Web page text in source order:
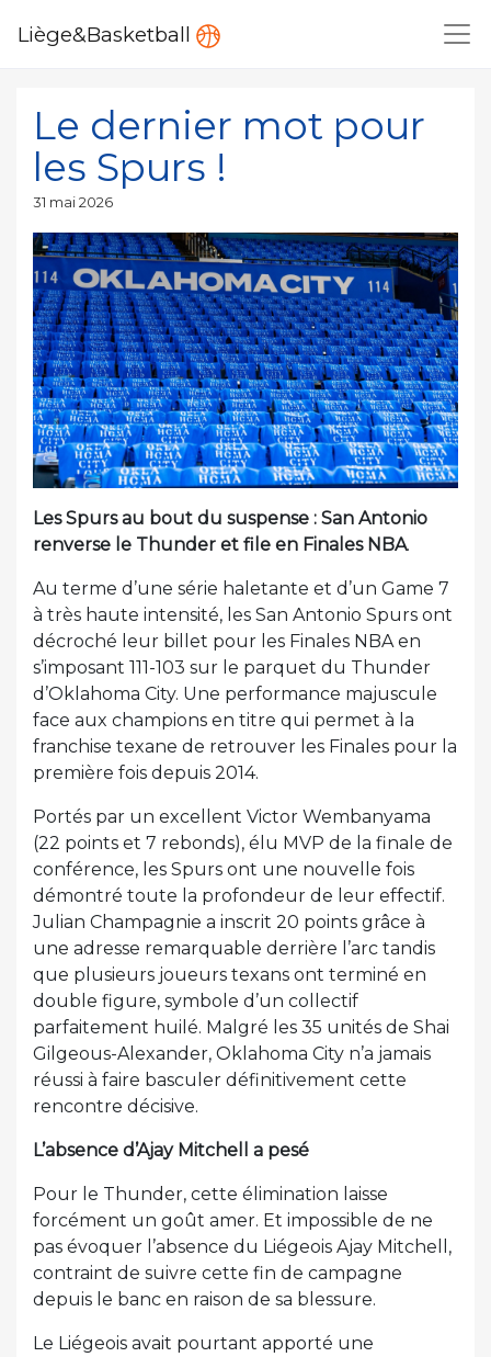
Liège&Basketball
Le dernier mot pour
les Spurs !
Publié
31 mai 2026
Les Spurs au bout du suspense : San Antonio
renverse le Thunder et file en Finales NBA.
Au terme d’une série haletante et d’un Game 7
à très haute intensité, les San Antonio Spurs ont
décroché leur billet pour les Finales NBA en
s’imposant 111-103 sur le parquet du Thunder
d’Oklahoma City. Une performance majuscule
face aux champions en titre qui permet à la
franchise texane de retrouver les Finales pour la
première fois depuis 2014.
Portés par un excellent Victor Wembanyama
(22 points et 7 rebonds), élu MVP de la finale de
conférence, les Spurs ont une nouvelle fois
démontré toute la profondeur de leur effectif.
Julian Champagnie a inscrit 20 points grâce à
une adresse remarquable derrière l’arc tandis
que plusieurs joueurs texans ont terminé en
double figure, symbole d’un collectif
parfaitement huilé. Malgré les 35 unités de Shai
Gilgeous-Alexander, Oklahoma City n’a jamais
réussi à faire basculer définitivement cette
rencontre décisive.
L’absence d’Ajay Mitchell a pesé
Pour le Thunder, cette élimination laisse
forcément un goût amer. Et impossible de ne
pas évoquer l’absence du Liégeois Ajay Mitchell,
contraint de suivre cette fin de campagne
depuis le banc en raison de sa blessure.
Le Liégeois avait pourtant apporté une